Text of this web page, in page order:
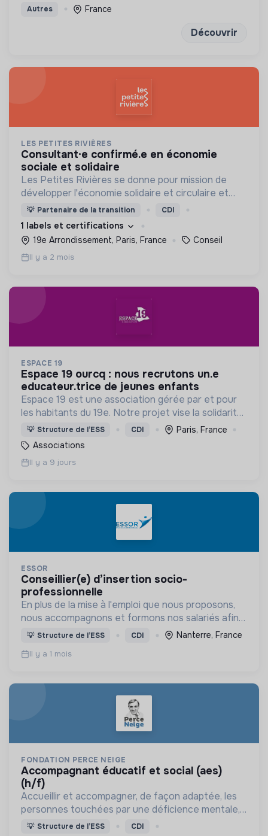
pour construire sa prochaine étape avec
Autres France
Découvrir
LES PETITES RIVIÈRES
consultant·e confirmé.e en économie
sociale et solidaire
Les Petites Rivières se donne pour mission de
développer l'économie solidaire et circulaire et
d'accélérer les coopérations territoriales à impact
💡 Partenaire de la transition CDI
1 labels et certifications
19e Arrondissement, Paris, France
Conseil
Il y a 2 mois
ESPACE 19
espace 19 ourcq : nous recrutons un.e
educateur.trice de jeunes enfants
Espace 19 est une association gérée par et pour
les habitants du 19e. Notre projet vise la solidarité
de proximité, les relations interculturelles, l’accès à
l’autonomie et à la citoyenneté.
💡 Structure de l’ESS CDI
Paris, France
Associations
Il y a 9 jours
ESSOR
conseillier(e) d’insertion socio-
professionnelle
En plus de la mise à l'emploi que nous proposons,
nous accompagnons et formons nos salariés afin
de les aider à trouver un emploi durable en dehors
💡 Structure de l’ESS CDI Nanterre, France
Il y a 1 mois
FONDATION PERCE NEIGE
accompagnant éducatif et social (aes)
(h/f)
Accueillir et accompagner, de façon adaptée, les
personnes touchées par une déficience mentale,
un handicap physique ou psychique
💡 Structure de l’ESS CDI